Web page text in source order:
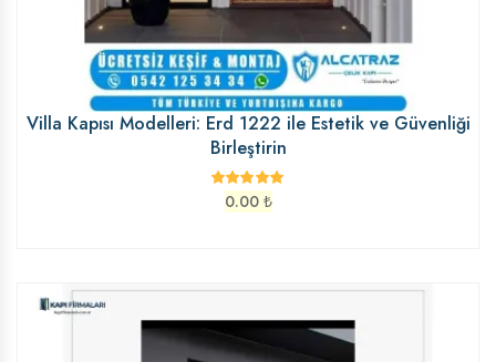
Villa Kapısı Modelleri: Erd 1222 ile Estetik ve Güvenliği
Birleştirin
0.00 ₺